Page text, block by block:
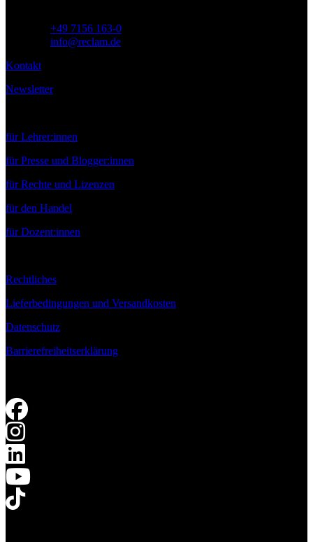
+49 7156 163-0
info@reclam.de
Kontakt
Newsletter
für Lehrer:innen
für Presse und Blogger:innen
für Rechte und Lizenzen
für den Handel
für Dozent:innen
Rechtliches
Lieferbedingungen und Versandkosten
Datenschutz
Barrierefreiheitserklärung